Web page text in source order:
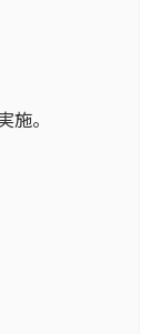
。